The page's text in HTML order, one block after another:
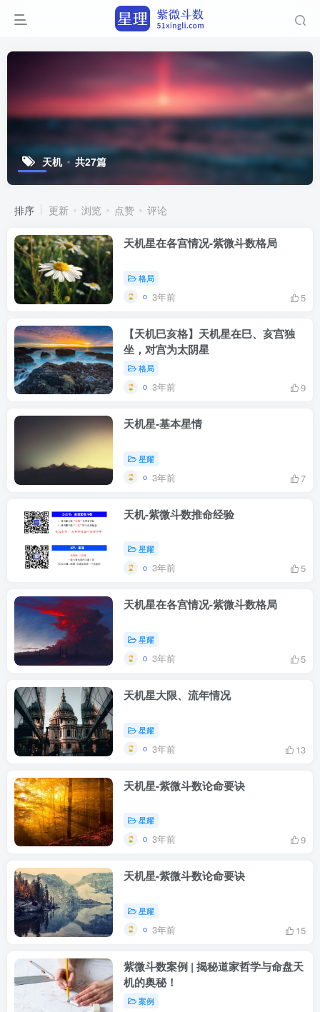
天机 共27篇
排序 更新 浏览 点赞 评论
天机星在各宫情况-紫微斗数格局
格局
3年前 5
【天机巳亥格】天机星在巳、亥宫独
坐，对宫为太阴星
格局
3年前 9
天机星-基本星情
星耀
3年前 7
天机-紫微斗数推命经验
星耀
3年前 5
天机星在各宫情况-紫微斗数格局
星耀
3年前 5
天机星大限、流年情况
星耀
3年前 13
天机星-紫微斗数论命要诀
星耀
3年前 9
天机星-紫微斗数论命要诀
星耀
3年前 15
紫微斗数案例 | 揭秘道家哲学与命盘天
机的奥秘！
案例